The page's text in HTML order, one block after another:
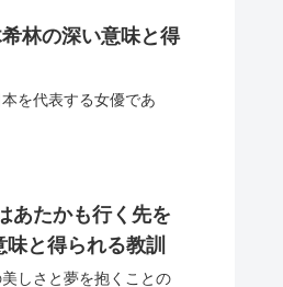
林の深い意味と得
を代表する女優であ
あたかも行く先を
と得られる教訓
しさと夢を抱くことの